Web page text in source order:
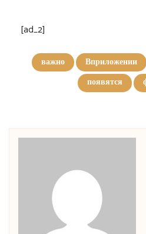
[ad_2]
важно Вприложении
появятся